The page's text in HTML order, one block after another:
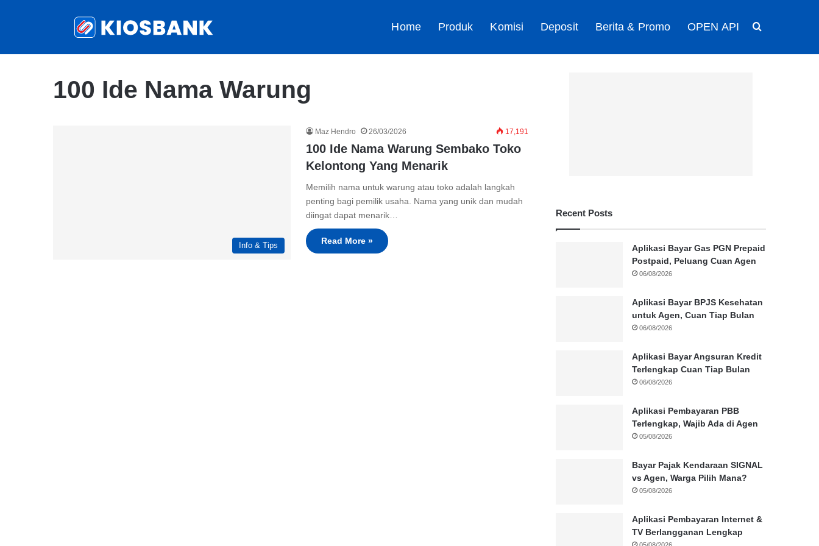
Home Produk Komisi Deposit Berita & Promo OPEN API
100 Ide Nama Warung
Info & Tips
Maz Hendro 26/03/2026 17,191
100 Ide Nama Warung Sembako Toko
Kelontong Yang Menarik
Memilih nama untuk warung atau toko adalah langkah
penting bagi pemilik usaha. Nama yang unik dan mudah
diingat dapat menarik…
Read More »
Recent Posts
Aplikasi Bayar Gas PGN Prepaid
Postpaid, Peluang Cuan Agen
06/08/2026
Aplikasi Bayar BPJS Kesehatan
untuk Agen, Cuan Tiap Bulan
06/08/2026
Aplikasi Bayar Angsuran Kredit
Terlengkap Cuan Tiap Bulan
06/08/2026
Aplikasi Pembayaran PBB
Terlengkap, Wajib Ada di Agen
05/08/2026
Bayar Pajak Kendaraan SIGNAL
vs Agen, Warga Pilih Mana?
05/08/2026
Aplikasi Pembayaran Internet &
TV Berlangganan Lengkap